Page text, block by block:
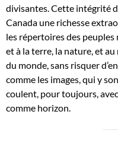
divisantes. Cette intégrité
Canada une richesse
les répertoires des
et à la terre, la nature, et
du monde, sans risquer
comme les images, qui y
coulent, pour toujours,
comme horizon.